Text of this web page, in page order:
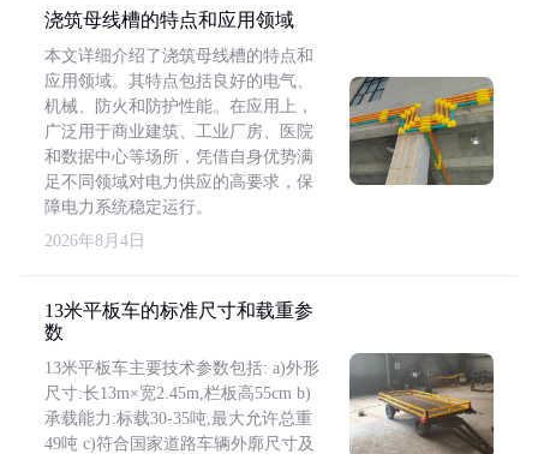
浇筑母线槽的特点和应用领域
本文详细介绍了浇筑母线槽的特点和
应用领域。其特点包括良好的电气、
机械、防火和防护性能。在应用上，
广泛用于商业建筑、工业厂房、医院
和数据中心等场所，凭借自身优势满
足不同领域对电力供应的高要求，保
障电力系统稳定运行。
2026年8月4日
13米平板车的标准尺寸和载重参
数
13米平板车主要技术参数包括: a)外形
尺寸:长13m×宽2.45m,栏板高55cm b)
承载能力:标载30-35吨,最大允许总重
49吨 c)符合国家道路车辆外廓尺寸及